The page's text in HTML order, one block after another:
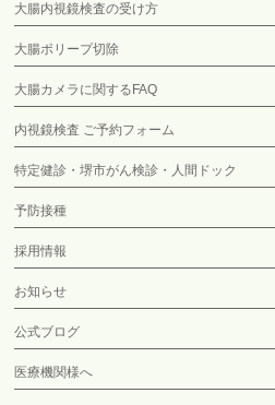
大腸内視鏡検査の受け方
大腸ポリープ切除
大腸カメラに関するFAQ
内視鏡検査 ご予約フォーム
特定健診・堺市がん検診・人間ドック
予防接種
採用情報
お知らせ
公式ブログ
医療機関様へ